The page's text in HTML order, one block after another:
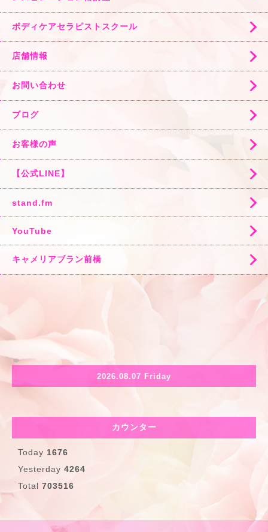
ボディケアセラピストスクール
店舗情報
お問い合わせ
ブログ
お客様の声
【公式LINE】
stand.fm
YouTube
キャメリアブラン前橋
2026.08.07 Friday
カウンター
Today 1676
Yesterday 4264
Total 703516